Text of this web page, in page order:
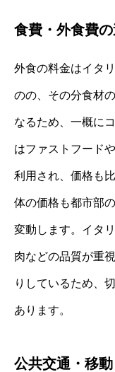
食費・外食費
外食の料金はイタ
のの、その分食材
なるため、一概に
はファストフード
利用され、価格も
体の価格も都市部
変動します。イタ
肉などの品質が重
りしているため、
あります。
公共交通・移